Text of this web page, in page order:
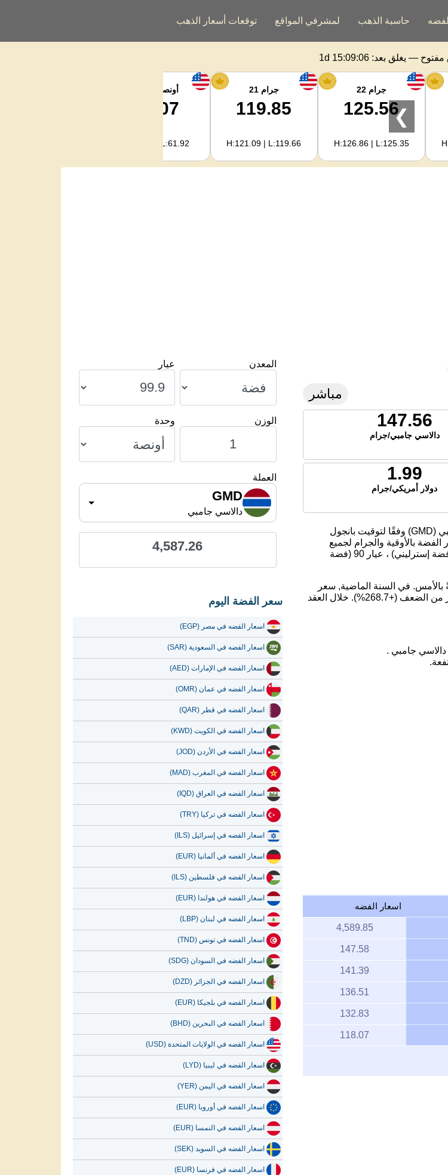
حاسبة الذهب لمشرفي المواقع توقعات أسعار الذهب
— يغلق بعد: 1d 15:09:05
جرام 22
125.56
H:126.86 | L:125.35
جرام 21
119.85
H:121.09 | L:119.66
أونصة الفضة
62.07
H:62.89 | L:61.92
❯
مباشر
147.56
دالاسي جامبي/جرام
1.99
دولار أمريكي/جرام
تعرض هذه الصفحة أسعار الفضة الحالية لليوم في غامبيا بالدالاسي الجامبي (GMD) وفقًا لتوقيت بانجول
بالأوقية والجرام لجميع
عيارات الفضة ؛ عيار 99.9 (فضة نقية) ، عيار 95.9 (بريتانيا) ، عيار 92.5 (فضة إسترليني) ، عيار 90 (فضة
بمقدار -12.58 دالاسي جامبي (-0.27%) مقارنةً بالأمس. في السنة الماضية, سعر
الفضة ارتفع بمقدار 67.07%. على مدى 5 سنوات, سعر الفضة ارتفع بأكثر من الضعف (+268.7%). خلال العقد
اسعار الفضه
4,589.85
147.58
141.39
136.51
132.83
118.07
المعدن عيار
الوزن وحدة
العملة
GMD
دالاسي جامبي
4,587.26
سعر الفضة اليوم
اسعار الفضه في مصر (EGP)
اسعار الفضه في السعودية (SAR)
اسعار الفضه في الإمارات (AED)
اسعار الفضه في عمان (OMR)
اسعار الفضه في قطر (QAR)
اسعار الفضه في الكويت (KWD)
اسعار الفضه في الأردن (JOD)
اسعار الفضه في المغرب (MAD)
اسعار الفضه في العراق (IQD)
اسعار الفضه في تركيا (TRY)
اسعار الفضه في إسرائيل (ILS)
اسعار الفضه في ألمانيا (EUR)
اسعار الفضه في فلسطين (ILS)
اسعار الفضه في هولندا (EUR)
اسعار الفضه في لبنان (LBP)
اسعار الفضه في تونس (TND)
اسعار الفضه في السودان (SDG)
اسعار الفضه في الجزائر (DZD)
اسعار الفضه في بلجيكا (EUR)
اسعار الفضه في البحرين (BHD)
اسعار الفضه في الولايات المتحدة (USD)
اسعار الفضه في ليبيا (LYD)
اسعار الفضه في اليمن (YER)
اسعار الفضه في أوروبا (EUR)
اسعار الفضه في النمسا (EUR)
اسعار الفضه في السويد (SEK)
اسعار الفضه في فرنسا (EUR)